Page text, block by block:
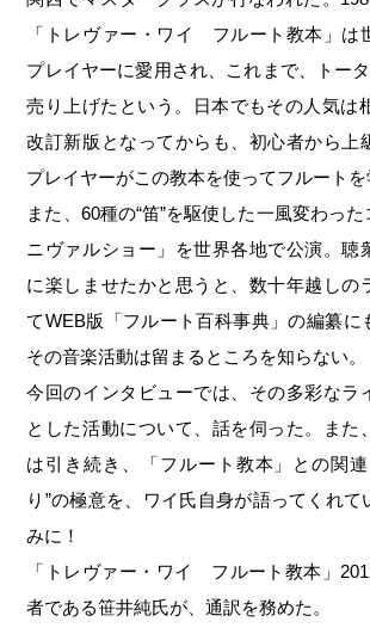
「トレヴァー・ワイ フルート教本」は
プレイヤーに愛用され、これまで、トー
売り上げたという。日本でもその人気は
改訂新版となってからも、初心者から上
プレイヤーがこの教本を使ってフルートを
また、60種の“笛”を駆使した一風変わっ
ニヴァルショー」を世界各地で公演。聴
に楽しませたかと思うと、数十年越しの
てWEB版「フルート百科事典」の編纂に
その音楽活動は留まるところを知らない。
今回のインタビューでは、その多彩なラ
とした活動について、話を伺った。また
は引き続き、「フルート教本」との関連
り”の極意を、ワイ氏自身が語ってくれて
みに！
「トレヴァー・ワイ フルート教本」
者である笹井純氏が、通訳を務めた。